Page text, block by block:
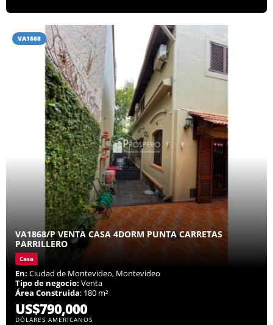
VA1868
VA1868/P VENTA CASA 4DORM PUNTA CARRETAS
PARRILLERO
Casa
En: Ciudad de Montevideo, Montevideo
Tipo de negocio: Venta
Área Construida: 180 m²
US$790,000
DÓLARES AMERICANOS